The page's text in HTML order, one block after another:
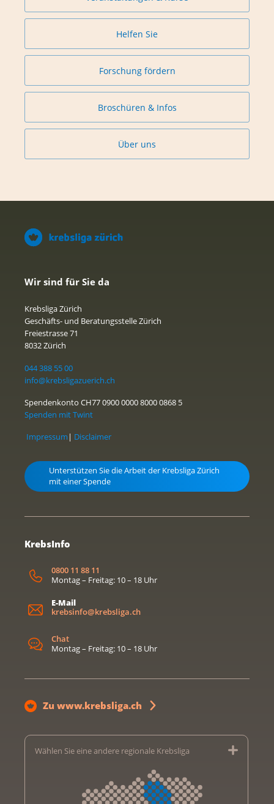
Helfen Sie
Forschung fördern
Broschüren & Infos
Über uns
Wir sind für Sie da
Krebsliga Zürich
Geschäfts- und Beratungsstelle Zürich
Freiestrasse 71
8032 Zürich
044 388 55 00
info@krebsligazuerich.ch
Spendenkonto CH77 0900 0000 8000 0868 5
Spenden mit Twint
Impressum | Disclaimer
Unterstützen Sie die Arbeit der Krebsliga Zürich
mit einer Spende
KrebsInfo
0800 11 88 11
Montag – Freitag: 10 – 18 Uhr
E-Mail
krebsinfo@krebsliga.ch
Chat
Montag – Freitag: 10 – 18 Uhr
Zu www.krebsliga.ch
Wählen Sie eine andere regionale Krebsliga